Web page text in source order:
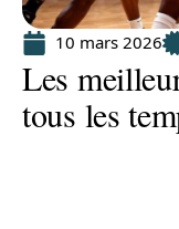
10 mars 2026
Les
tous les